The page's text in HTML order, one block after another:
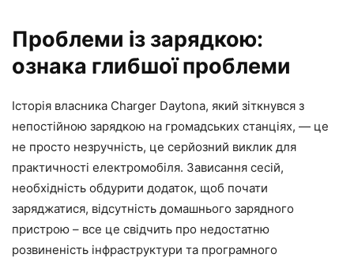
Проблеми із зарядкою:
ознака глибшої проблеми
Історія власника Charger Daytona, який зіткнувся з
непостійною зарядкою на громадських станціях, — це
не просто незручність, це серйозний виклик для
практичності електромобіля. Зависання сесій,
необхідність обдурити додаток, щоб почати
заряджатися, відсутність домашнього зарядного
пристрою – все це свідчить про недостатню
розвиненість інфраструктури та програмного